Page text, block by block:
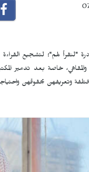
"لنقرأ لهم"؛ لتشجيع
خاصة بعد تدمير
وتعريفهن بحقوقهن